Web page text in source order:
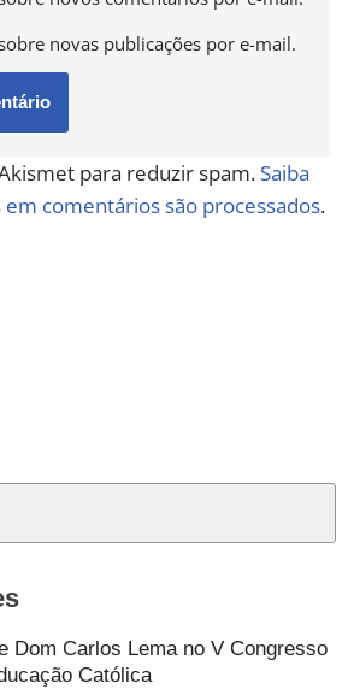
novas publicações por e-mail.
para reduzir spam. Saiba
em comentários são processados.
Dom Carlos Lema no V Congresso
Católica